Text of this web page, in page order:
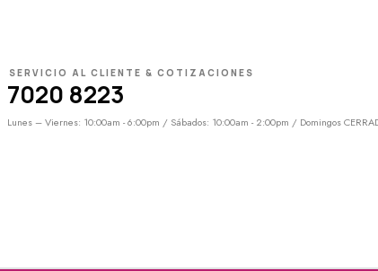
SERVICIO AL CLIENTE & COTIZACIONES
7020 8223
Lunes – Viernes: 10:00am - 6:00pm / Sábados: 10:00am - 2:00pm / Domingos